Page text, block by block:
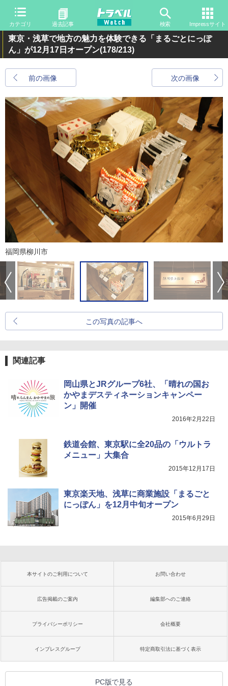
カテゴリ 過去記事 検索 Impressサイト
東京・浅草で地方の魅力を体験できる「まるごとにっぽ
ん」が12月17日オープン(178/213)
前の画像 次の画像
福岡県柳川市
この写真の記事へ
関連記事
岡山県とJRグループ6社、「晴れの国お
かやまデスティネーションキャンペー
ン」開催
2016年2月22日
鉄道会館、東京駅に全20品の「ウルトラ
メニュー」大集合
2015年12月17日
東京楽天地、浅草に商業施設「まるごと
にっぽん」を12月中旬オープン
2015年6月29日
本サイトのご利用について お問い合わせ
広告掲載のご案内 編集部へのご連絡
プライバシーポリシー 会社概要
インプレスグループ 特定商取引法に基づく表示
PC版で見る